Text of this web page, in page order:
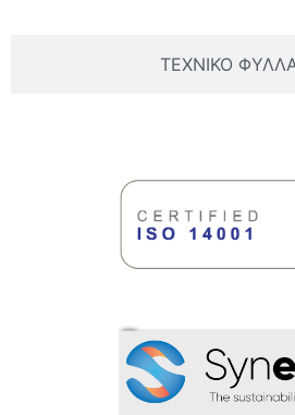
ΤΕΧΝΙΚΟ